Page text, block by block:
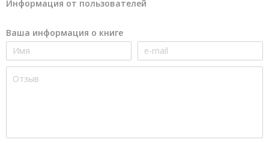
Информация от пользователей
Ваша информация о книге